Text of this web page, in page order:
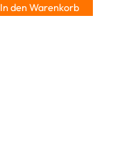
In den Warenkorb